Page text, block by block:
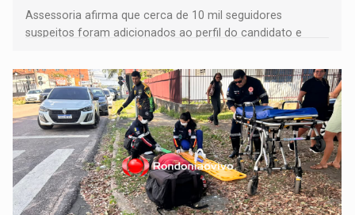
Assessoria afirma que cerca de 10 mil seguidores
suspeitos foram adicionados ao perfil do candidato e
remover as contas